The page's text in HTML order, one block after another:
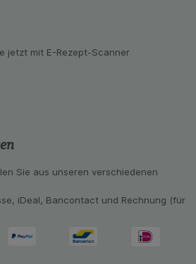
Sie, dass Daten
wie z.B. Google oder
werden.
jetzt mit E-Rezept-Scanner
Sie aus unseren verschiedenen
iDeal, Bancontact und Rechnung (für